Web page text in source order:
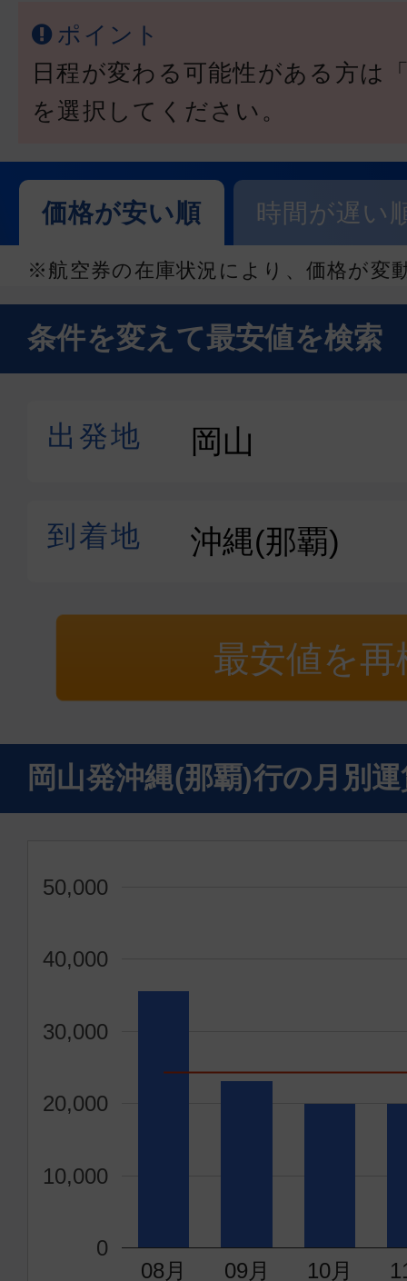
ポイント
日程が変わる可能性がある方は
を選択してください。
価格が安い順 時間が遅い
※航空券の在庫状況により、価格が変
条件を変えて最安値を検索
最安値を再
岡山発沖縄(那覇)行の月別
08月 09月 10月
0
10,000
20,000
30,000
40,000
50,000